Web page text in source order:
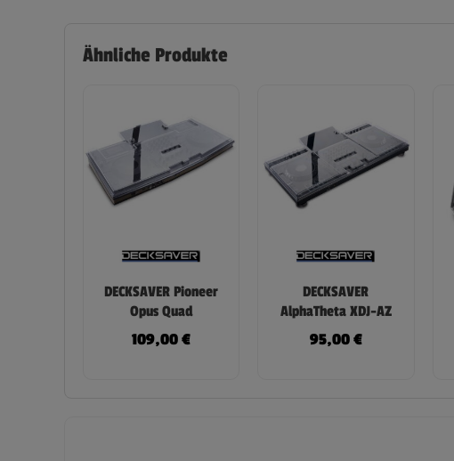
Ähnliche Produkte
DECKSAVER Pioneer
Opus Quad
109,00€
DECKSAVER
AlphaTheta XDJ-AZ
95,00€